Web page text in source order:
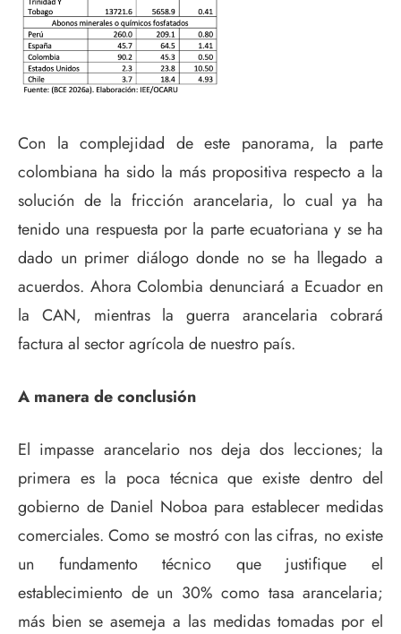
Con la complejidad de este panorama, la parte
colombiana ha sido la más propositiva respecto a la
solución de la fricción arancelaria, lo cual ya ha
tenido una respuesta por la parte ecuatoriana y se ha
dado un primer diálogo donde no se ha llegado a
acuerdos. Ahora Colombia denunciará a Ecuador en
la CAN, mientras la guerra arancelaria cobrará
factura al sector agrícola de nuestro país.
A manera de conclusión
El impasse arancelario nos deja dos lecciones; la
primera es la poca técnica que existe dentro del
gobierno de Daniel Noboa para establecer medidas
comerciales. Como se mostró con las cifras, no existe
un fundamento técnico que justifique el
establecimiento de un 30% como tasa arancelaria;
más bien se asemeja a las medidas tomadas por el